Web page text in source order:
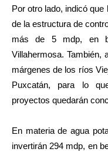
Por otro lado, indicó que
de la estructura de
más de 5 mdp, en
Villahermosa. También,
márgenes de los ríos
Puxcatán, para lo
proyectos quedarán
En materia de agua
invertirán 294 mdp, en